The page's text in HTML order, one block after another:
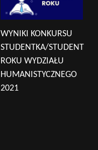
WYNIKI KONKURSU
STUDENTKA/STUDENT
ROKU WYDZIAŁU
HUMANISTYCZNEGO
2021